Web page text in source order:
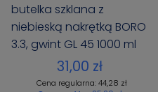
butelka szklana z
niebieską nakrętką BORO
3.3, gwint GL 45 1000 ml
BIOSENS PREMIUM
31,00 zł
Cena regularna: 44,28 zł